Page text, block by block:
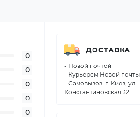
0
0
0
0
0
ДОСТАВКА
- Новой почтой
- Курьером Новой почты
- Самовывоз: г. Киев, ул.
Константиновская 32